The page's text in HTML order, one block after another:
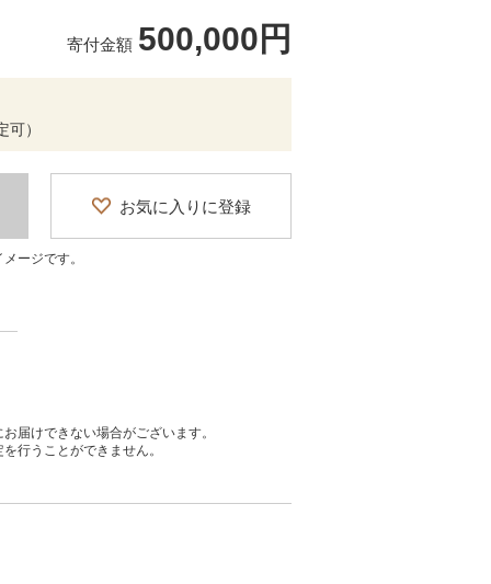
寄付金額 500,000円
）
お気に入りに登録
ージです。
届けできない場合がございます。
行うことができません。